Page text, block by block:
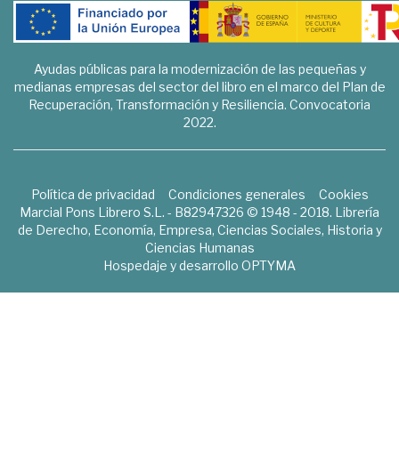
Ayudas públicas para la modernización de las pequeñas y
medianas empresas del sector del libro en el marco del Plan de
Recuperación, Transformación y Resiliencia. Convocatoria
2022.
Política de privacidad Condiciones generales
Cookies
Marcial Pons Librero S.L. - B82947326 © 1948 - 2018. Librería
de Derecho, Economía, Empresa, Ciencias Sociales, Historia y
Ciencias Humanas
Hospedaje y desarrollo OPTYMA